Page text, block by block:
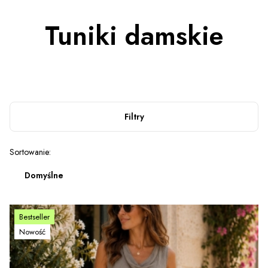
Tuniki damskie
Filtry
Lista produktów
Sortowanie:
Domyślne
Bestseller
Nowość